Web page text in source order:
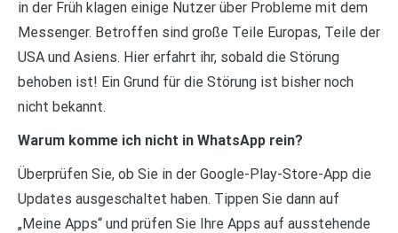
in der Früh klagen einige Nutzer über Probleme mit dem
Messenger. Betroffen sind große Teile Europas, Teile der
USA und Asiens. Hier erfahrt ihr, sobald die Störung
behoben ist! Ein Grund für die Störung ist bisher noch
nicht bekannt.
Warum komme ich nicht in WhatsApp rein?
Überprüfen Sie, ob Sie in der Google-Play-Store-App die
Updates ausgeschaltet haben. Tippen Sie dann auf
„Meine Apps“ und prüfen Sie Ihre Apps auf ausstehende